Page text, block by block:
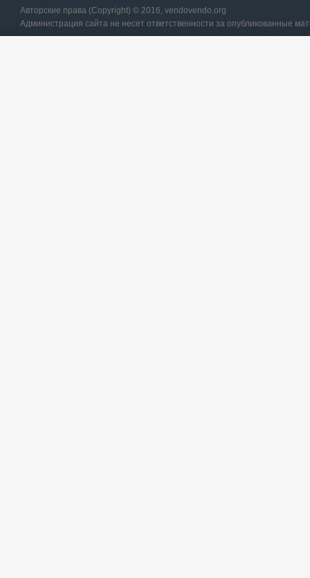
Авторские права (Copyright) © 2016, vendovendo.org
Администрация сайта не несет ответственности за опубликованные